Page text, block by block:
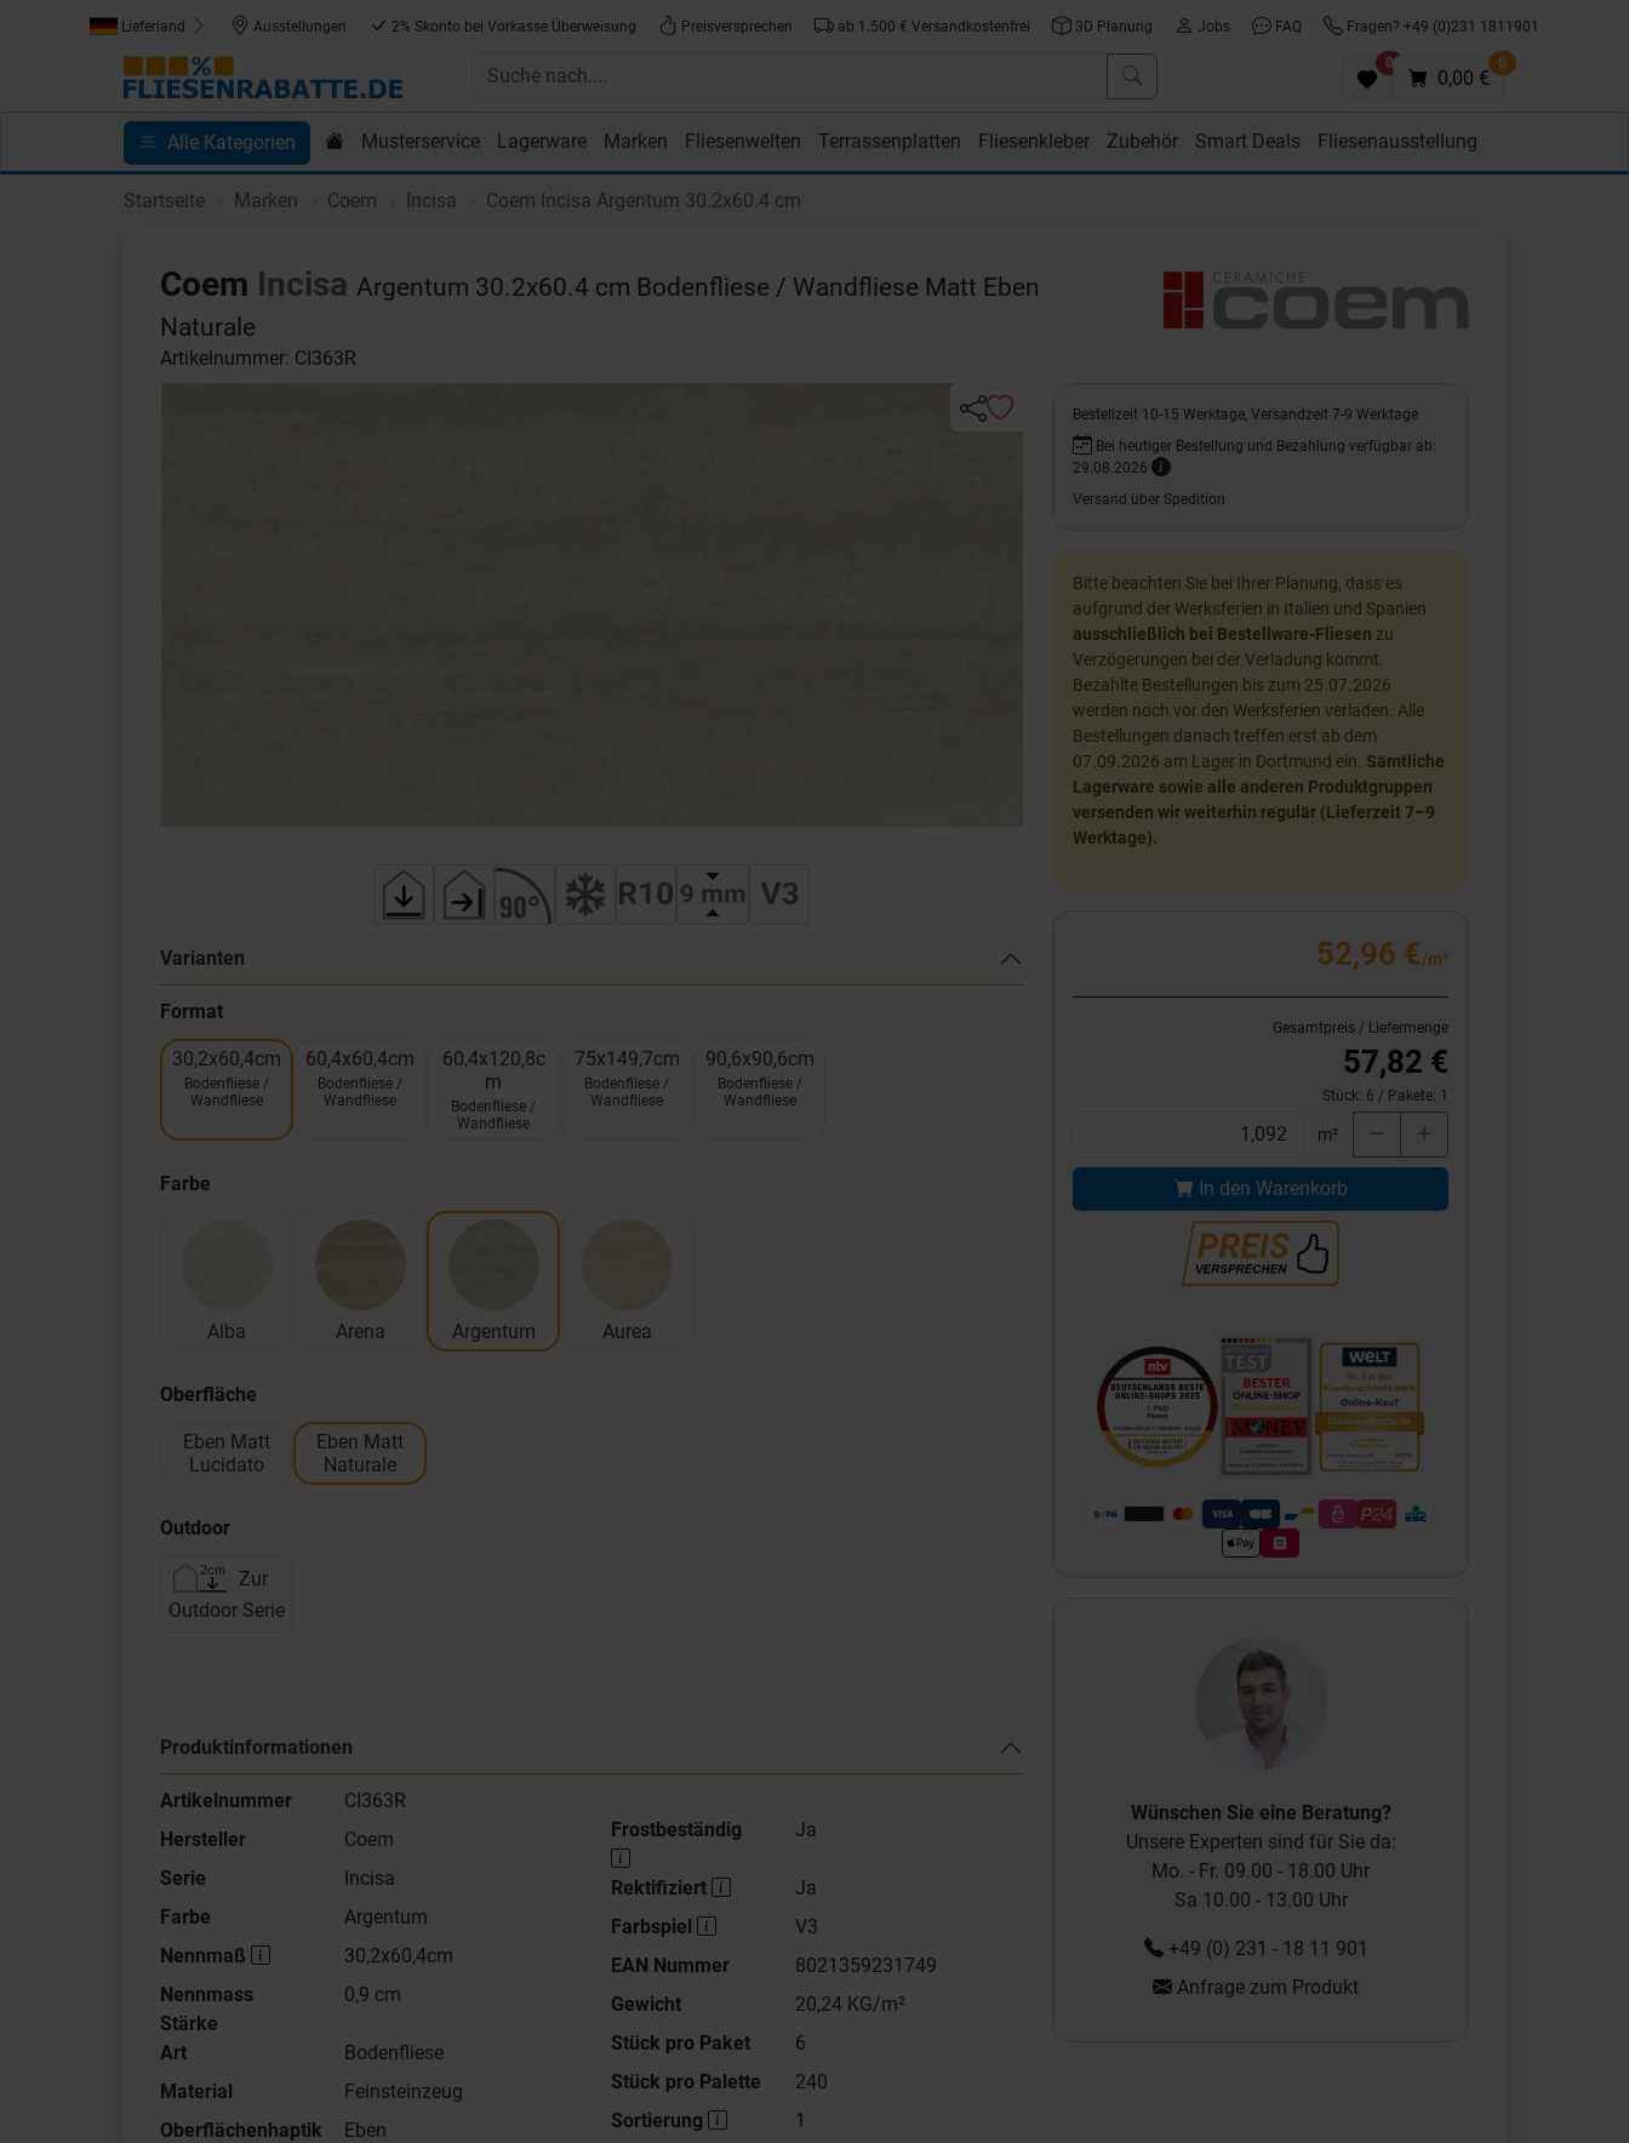
Lieferland Ausstellungen 2% Skonto bei Vorkasse Überweisung Preisversprechen ab 1.500 € Versandkostenfrei 3D Planung Jobs FAQ Fragen? +49 (0)231 1811901
0 0
0,00 €
Alle Kategorien Musterservice Lagerware Marken Fliesenwelten Terrassenplatten Fliesenkleber Zubehör Smart Deals Fliesenausstellung
Kundenprojekte Blog Einkaufen bei Fliesenrabatte.de
Startseite Marken Coem Incisa Coem Incisa Argentum 30.2x60.4 cm
Coem Incisa Argentum 30.2x60.4 cm Bodenfliese / Wandfliese Matt Eben
Naturale
Artikelnummer: CI363R
Varianten
Format
30,2x60,4cm
Bodenfliese /
Wandfliese
60,4x60,4cm
Bodenfliese /
Wandfliese
60,4x120,8c
m
Bodenfliese /
Wandfliese
75x149,7cm
Bodenfliese /
Wandfliese
90,6x90,6cm
Bodenfliese /
Wandfliese
Farbe
Alba Arena Argentum Aurea
Oberfläche
Eben Matt
Lucidato
Eben Matt
Naturale
Outdoor
Zur
Outdoor Serie
Produktinformationen
Artikelnummer
CI363R
Hersteller
Coem
Serie
Incisa
Farbe
Argentum
Nennmaß
30,2x60,4cm
Nennmass
Stärke
0,9 cm
Art
Bodenfliese
Material
Feinsteinzeug
Oberflächenhaptik
Eben
Frostbeständig Ja
Rektifiziert
Ja
Farbspiel
V3
EAN Nummer
8021359231749
Gewicht
20,24 KG/m²
Stück pro Paket
6
Stück pro Palette
240
Sortierung
1
Bestellzeit 10-15 Werktage, Versandzeit 7-9 Werktage
Bei heutiger Bestellung und Bezahlung verfügbar ab:
29.08.2026
Versand über Spedition
Bitte beachten Sie bei Ihrer Planung, dass es
aufgrund der Werksferien in Italien und Spanien
ausschließlich bei Bestellware-Fliesen zu
Verzögerungen bei der Verladung kommt.
Bezahlte Bestellungen bis zum 25.07.2026
werden noch vor den Werksferien verladen. Alle
Bestellungen danach treffen erst ab dem
07.09.2026 am Lager in Dortmund ein. Sämtliche
Lagerware sowie alle anderen Produktgruppen
versenden wir weiterhin regulär (Lieferzeit 7–9
Werktage).
52,96 €/m²
Gesamtpreis / Liefermenge
57,82 €
Stück: 6 / Pakete: 1
m²
In den Warenkorb
Wünschen Sie eine Beratung?
Unsere Experten sind für Sie da:
Mo. - Fr. 09.00 - 18.00 Uhr
Sa 10.00 - 13.00 Uhr
+49 (0) 231 - 18 11 901
Anfrage zum Produkt